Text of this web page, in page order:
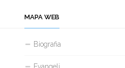
MAPA WEB
Biografia